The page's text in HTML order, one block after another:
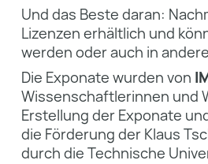
Und das Beste daran:
Lizenzen erhältlich und
werden oder auch in
Die Exponate wurden von
Wissenschaftlerinnen und
Erstellung der Exponate
die Förderung der Klaus
durch die Technische